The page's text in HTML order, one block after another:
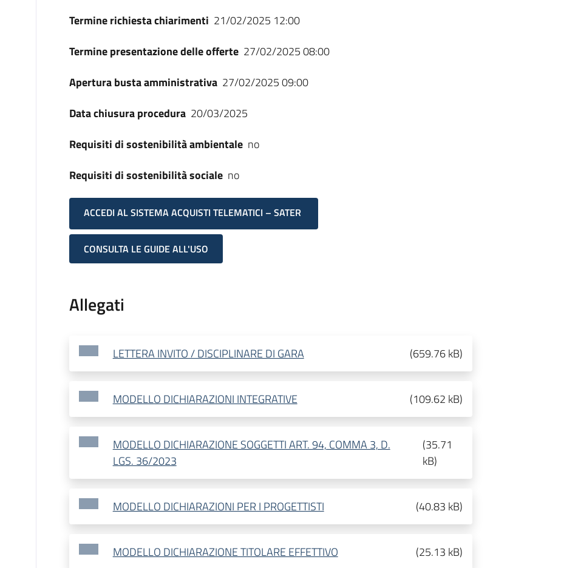
Termine richiesta chiarimenti 21/02/2025 12:00
Termine presentazione delle offerte 27/02/2025 08:00
Apertura busta amministrativa 27/02/2025 09:00
Data chiusura procedura 20/03/2025
Requisiti di sostenibilità ambientale no
Requisiti di sostenibilità sociale no
ACCEDI AL SISTEMA ACQUISTI TELEMATICI – SATER
CONSULTA LE GUIDE ALL'USO
Allegati
LETTERA INVITO / DISCIPLINARE DI GARA (659.76 kB)
MODELLO DICHIARAZIONI INTEGRATIVE (109.62 kB)
MODELLO DICHIARAZIONE SOGGETTI ART. 94, COMMA 3, D.
LGS. 36/2023
(35.71
kB)
MODELLO DICHIARAZIONI PER I PROGETTISTI (40.83 kB)
MODELLO DICHIARAZIONE TITOLARE EFFETTIVO (25.13 kB)